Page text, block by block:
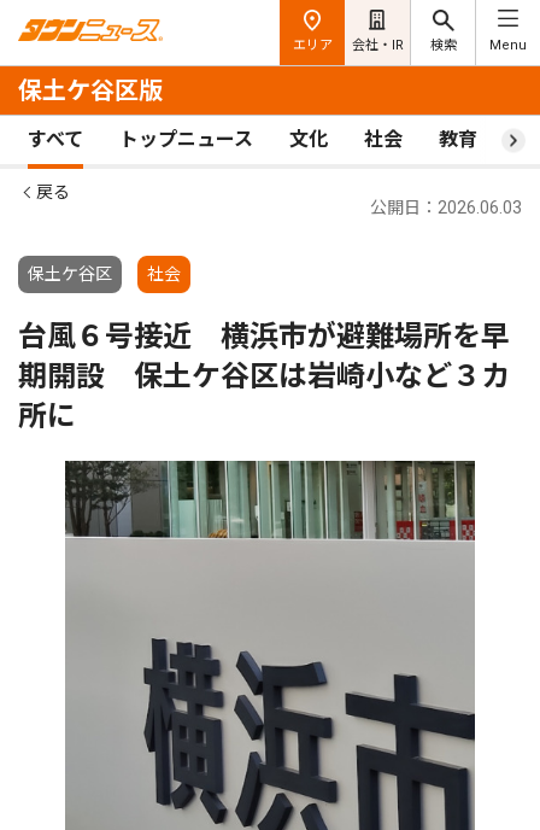
エリア 会社・IR 検索 Menu
保土ケ谷区版
すべて トップニュース 文化 社会 教育 ス
戻る
保土ケ谷区 社会
公開日：2026.06.03
台風６号接近 横浜市が避難場所を早
期開設 保土ケ谷区は岩崎小など３カ
所に